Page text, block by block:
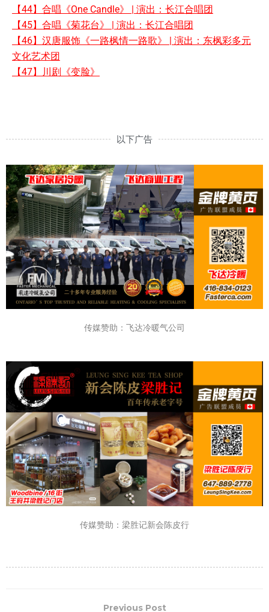
【44】合唱《One Candle》 | 演出：长江合唱团
【45】合唱《菊花台》 | 演出：长江合唱团
【46】汉唐服饰《一路枫情一路歌》 | 演出：东枫彩多元
文化艺术团
【47】川剧《变脸》
以下广告
传媒赞助：飞达冷暖气公司
传媒赞助：梁胜记新会陈皮行
Previous Post